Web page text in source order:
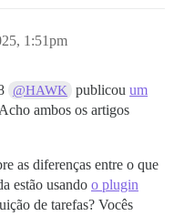
1:51pm
@HAWK publicouum
ambos os artigos
as diferenças entre o que
estão usando o plugin
de tarefas? Vocês